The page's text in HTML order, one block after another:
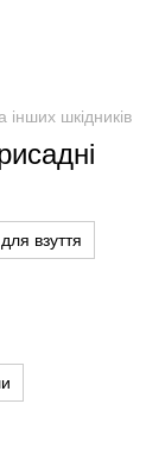
інших шкідників
взуття